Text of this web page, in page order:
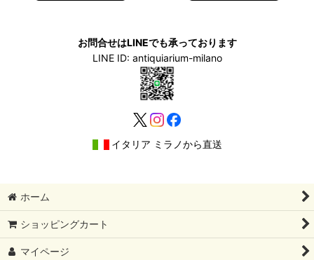
お問合せはLINEでも承っております
LINE ID: antiquiarium-milano
イタリア ミラノから直送
ホーム
ショッピングカート
マイページ